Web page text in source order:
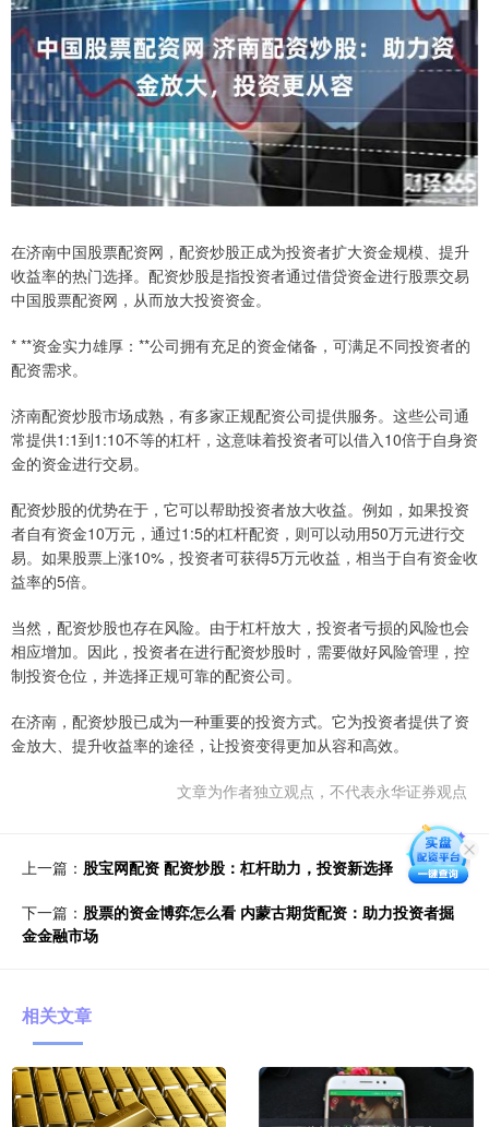
在济南中国股票配资网，配资炒股正成为投资者扩大资金规模、提升
收益率的热门选择。配资炒股是指投资者通过借贷资金进行股票交易
中国股票配资网，从而放大投资资金。
* **资金实力雄厚：**公司拥有充足的资金储备，可满足不同投资者的
配资需求。
济南配资炒股市场成熟，有多家正规配资公司提供服务。这些公司通
常提供1:1到1:10不等的杠杆，这意味着投资者可以借入10倍于自身资
金的资金进行交易。
配资炒股的优势在于，它可以帮助投资者放大收益。例如，如果投资
者自有资金10万元，通过1:5的杠杆配资，则可以动用50万元进行交
易。如果股票上涨10%，投资者可获得5万元收益，相当于自有资金收
益率的5倍。
当然，配资炒股也存在风险。由于杠杆放大，投资者亏损的风险也会
相应增加。因此，投资者在进行配资炒股时，需要做好风险管理，控
制投资仓位，并选择正规可靠的配资公司。
在济南，配资炒股已成为一种重要的投资方式。它为投资者提供了资
金放大、提升收益率的途径，让投资变得更加从容和高效。
文章为作者独立观点，不代表永华证券观点
上一篇： 股宝网配资 配资炒股：杠杆助力，投资新选择
下一篇： 股票的资金博弈怎么看 内蒙古期货配资：助力投资者掘
金金融市场
相关文章